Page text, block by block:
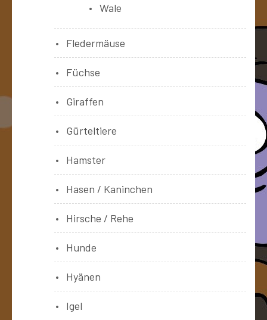
Wale
Fledermäuse
Füchse
Giraffen
Gürteltiere
Hamster
Hasen / Kaninchen
Hirsche / Rehe
Hunde
Hyänen
Igel